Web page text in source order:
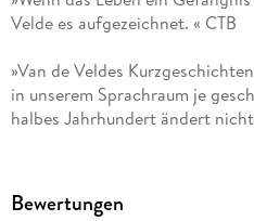
und Wien.
Velde es aufgezeichnet. « CTB
»Van de Veldes
in unserem Sprachraum je
halbes Jahrhundert ändert
nachhallende Bilder . . . «
Bewertungen